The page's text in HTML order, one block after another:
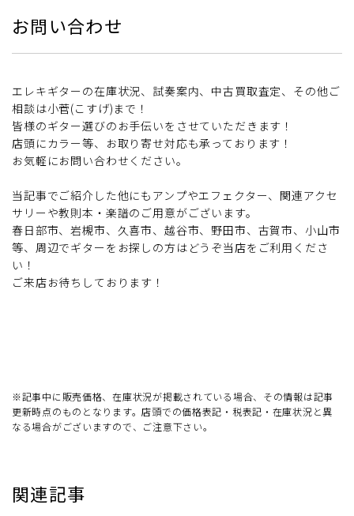
お問い合わせ
エレキギターの在庫状況、試奏案内、中古買取査定、その他ご
相談は小菅(こすげ)まで！
皆様のギター選びのお手伝いをさせていただきます！
店頭にカラー等、お取り寄せ対応も承っております！
お気軽にお問い合わせください。
当記事でご紹介した他にもアンプやエフェクター、関連アクセ
サリーや教則本・楽譜のご用意がございます。
春日部市、岩槻市、久喜市、越谷市、野田市、古賀市、小山市
等、周辺でギターをお探しの方はどうぞ当店をご利用くださ
い！
ご来店お待ちしております！
※記事中に販売価格、在庫状況が掲載されている場合、その情報は記事
更新時点のものとなります。店頭での価格表記・税表記・在庫状況と異
なる場合がございますので、ご注意下さい。
関連記事